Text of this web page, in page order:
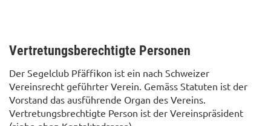
Vertretungsberechtigte Personen
Der Segelclub Pfäffikon ist ein nach Schweizer
Vereinsrecht geführter Verein. Gemäss Statuten ist der
Vorstand das ausführende Organ des Vereins.
Vertretungsbrechtigte Person ist der Vereinspräsident